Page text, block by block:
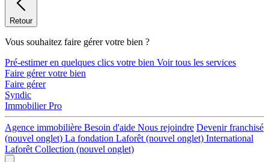
Retour
Vous souhaitez faire gérer votre bien ?
Pré-estimer en quelques clics votre bien Voir tous les services
Faire gérer votre bien
Faire gérer
Syndic
Immobilier Pro
Agence immobilière Besoin d'aide Nous rejoindre Devenir franchisé
(nouvel onglet) La fondation Laforêt (nouvel onglet) International
Laforêt Collection (nouvel onglet)